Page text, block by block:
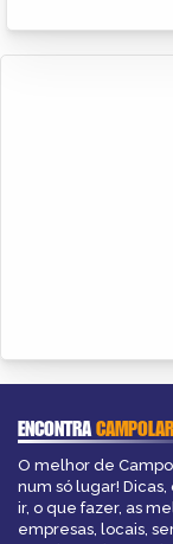
ENCONTRA
O melhor de
num só lugar! Dicas,
ir, o que fazer, as
empresas, locais,